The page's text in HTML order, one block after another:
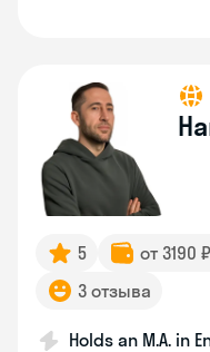
5 от 3190
3 отзыва
Holds an M.A. in